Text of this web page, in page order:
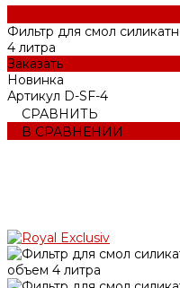
Фильтр для смол
4 литра
Заказать
Новинка
Артикул D-SF-4
СРАВНИТЬ
В СРАВНЕНИИ